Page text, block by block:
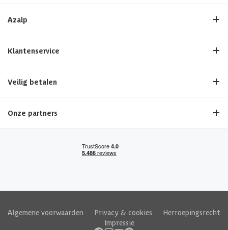
Azalp
Klantenservice
Veilig betalen
Onze partners
Algemene voorwaarden Privacy & cookies
Herroepingsrecht
Impressie